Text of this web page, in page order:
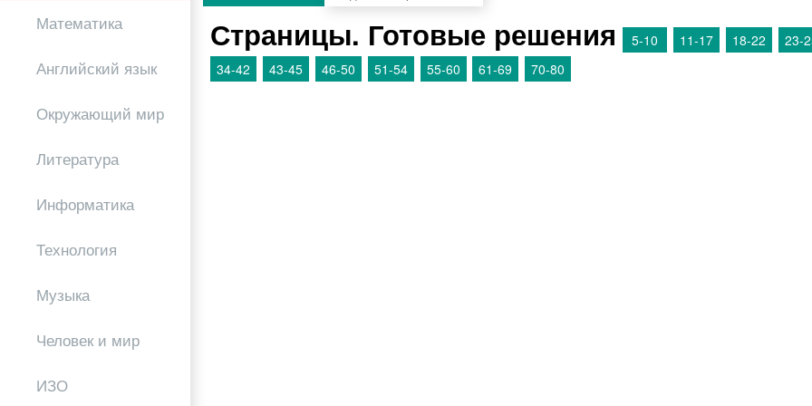
Математика
Английский язык
Окружающий мир
Литература
Информатика
Технология
Музыка
Человек и мир
ИЗО
Страницы. Готовые решения 5-10 11-17 18-22 23-
34-42
43-45 46-50 51-54 55-60 61-69 70-80